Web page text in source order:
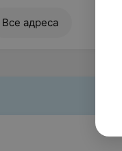
Все адреса